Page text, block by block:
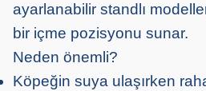
ayarlanabilir standlı
bir içme pozisyonu sunar.
Neden önemli?
Köpeğin suya ulaşırken